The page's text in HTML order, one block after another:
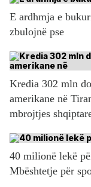
E ardhmja e
zbulojnë pse
Kredia 302 mln
amerikane në
mbrojtjes
40 milionë lekë
Mbështetje për